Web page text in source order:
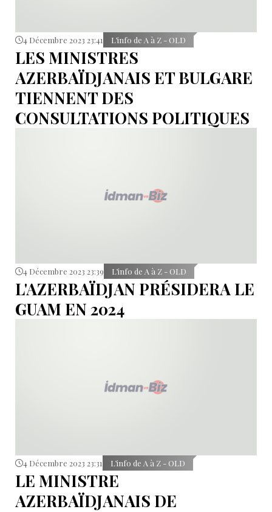
4 Décembre 2023 23:41 L’info de A à Z - OLD
LES MINISTRES
AZERBAÏDJANAIS ET BULGARE
TIENNENT DES
CONSULTATIONS POLITIQUES
4 Décembre 2023 23:39 L’info de A à Z - OLD
L'AZERBAÏDJAN PRÉSIDERA LE
GUAM EN 2024
4 Décembre 2023 23:31 L’info de A à Z - OLD
LE MINISTRE
AZERBAÏDJANAIS DE